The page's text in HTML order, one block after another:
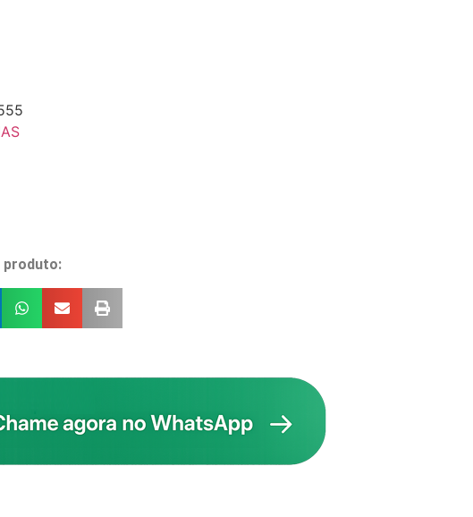
produto: